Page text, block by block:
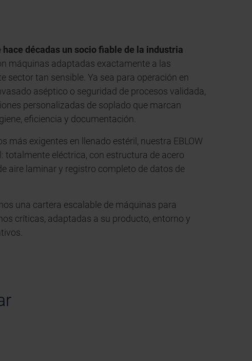
hace décadas un socio fiable de la industria
máquinas adaptadas exactamente a las
sector tan sensible. Ya sea para operación en
aséptico o seguridad de procesos validada,
personalizadas de soplado que marcan
eficiencia y documentación.
más exigentes en llenado estéril, nuestra EBLOW
totalmente eléctrica, con estructura de acero
aire laminar y registro completo de datos de
una cartera escalable de máquinas para
críticas, adaptadas a su producto, entorno y